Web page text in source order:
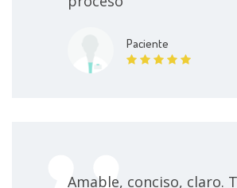
Paciente
Amable, conciso, claro.